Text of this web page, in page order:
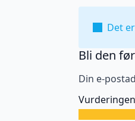
Det
Bli den
Din e-